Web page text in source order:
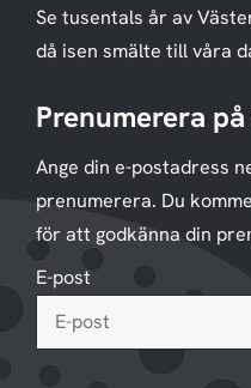
Se tusentals år av
då isen smälte till våra
Prenumerera
Ange din e-postadress
prenumerera. Du
för att godkänna din
E-post